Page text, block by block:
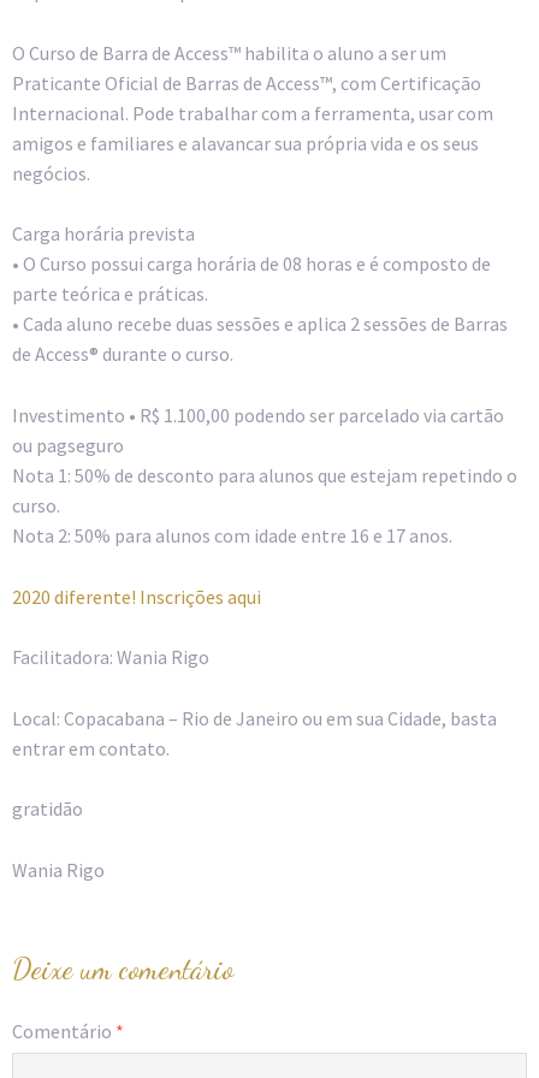
O Curso de Barra de Access™ habilita o aluno a ser um
Praticante Oficial de Barras de Access™, com Certificação
Internacional. Pode trabalhar com a ferramenta, usar com
amigos e familiares e alavancar sua própria vida e os seus
negócios.
Carga horária prevista
• O Curso possui carga horária de 08 horas e é composto de
parte teórica e práticas.
• Cada aluno recebe duas sessões e aplica 2 sessões de Barras
de Access® durante o curso.
Investimento • R$ 1.100,00 podendo ser parcelado via cartão
ou pagseguro
Nota 1: 50% de desconto para alunos que estejam repetindo o
curso.
Nota 2: 50% para alunos com idade entre 16 e 17 anos.
2020 diferente! Inscrições aqui
Facilitadora: Wania Rigo
Local: Copacabana – Rio de Janeiro ou em sua Cidade, basta
entrar em contato.
gratidão
Wania Rigo
Deixe um comentário
Comentário *